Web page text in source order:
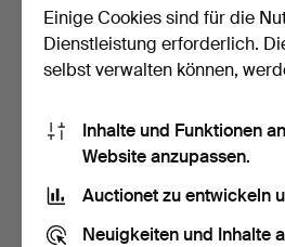
SAMMLUNG
TASCHENUHREN, 6 Stk.,
Silber, 19.…
9 Gebote
204 USD
Einige Cookies sind für die
Dienstleistung erforderlich.
selbst verwalten können,
Inhalte und Funktionen
Website anzupassen.
Auctionet zu entwickeln
Neuigkeiten und Inhalte